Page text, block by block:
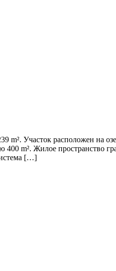
Участок расположен на
m². Жилое пространство
[…]